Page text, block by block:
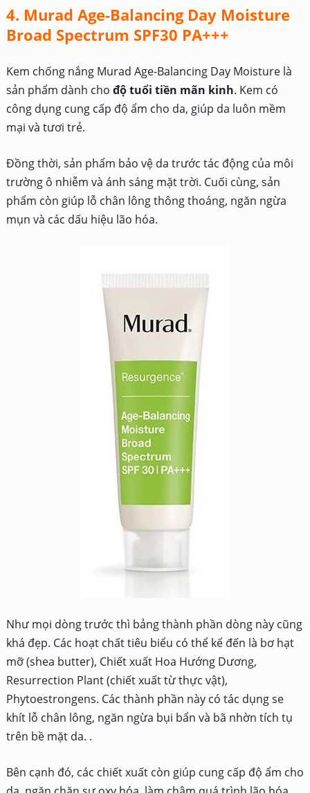
4. Murad Age-Balancing Day Moisture
Broad Spectrum SPF30 PA+++
Kem chống nắng Murad Age-Balancing Day Moisture là
sản phẩm dành cho độ tuổi tiền mãn kinh. Kem có
công dụng cung cấp độ ẩm cho da, giúp da luôn mềm
mại và tươi trẻ.
Đồng thời, sản phẩm bảo vệ da trước tác động của môi
trường ô nhiễm và ánh sáng mặt trời. Cuối cùng, sản
phẩm còn giúp lỗ chân lông thông thoáng, ngăn ngừa
mụn và các dấu hiệu lão hóa.
Như mọi dòng trước thì bảng thành phần dòng này cũng
khá đẹp. Các hoạt chất tiêu biểu có thể kể đến là bơ hạt
mỡ (shea butter), Chiết xuất Hoa Hướng Dương,
Resurrection Plant (chiết xuất từ thực vật),
Phytoestrongens. Các thành phần này có tác dụng se
khít lỗ chân lông, ngăn ngừa bụi bẩn và bã nhờn tích tụ
trên bề mặt da. .
Bên cạnh đó, các chiết xuất còn giúp cung cấp độ ẩm cho